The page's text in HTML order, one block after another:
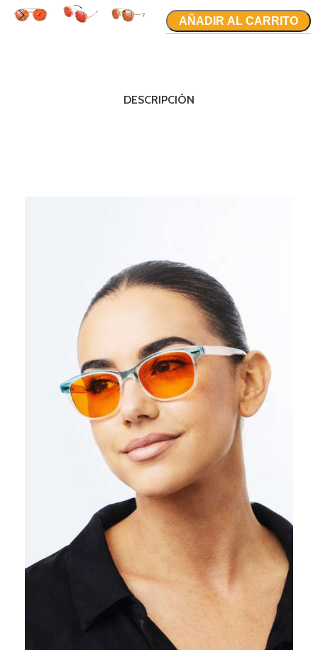
AÑADIR AL CARRITO
DESCRIPCIÓN